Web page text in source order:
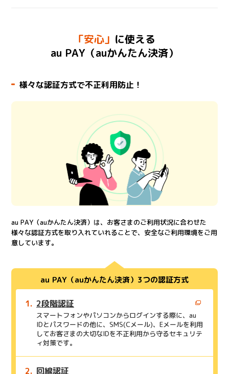
「安心」 に使える
au PAY（auかんたん決済）
様々な認証方式で不正利用防止！
au PAY（auかんたん決済）は、お客さまのご利用状況に合わせた
様々な認証方式を取り入れていれることで、安全なご利用環境をご用
意しています。
au PAY（auかんたん決済）3つの認証方式
2段階認証
スマートフォンやパソコンからログインする際に、au
IDとパスワードの他に、SMS(Cメール)、Eメールを利用
してお客さまの大切なIDを不正利用から守るセキュリテ
ィ対策です。
回線認証